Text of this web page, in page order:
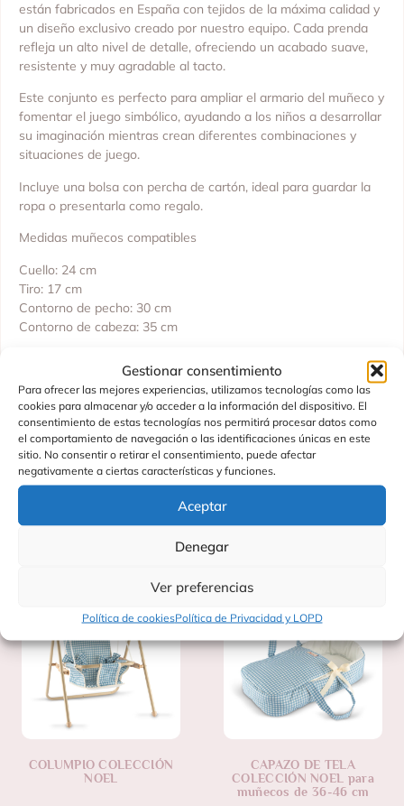
Gestionar consentimiento
Para ofrecer las mejores experiencias, utilizamos tecnologías como las
cookies para almacenar y/o acceder a la información del dispositivo. El
consentimiento de estas tecnologías nos permitirá procesar datos como
el comportamiento de navegación o las identificaciones únicas en este
sitio. No consentir o retirar el consentimiento, puede afectar
negativamente a ciertas características y funciones.
Aceptar
Denegar
Ver preferencias
Política de cookiesPolítica de Privacidad y LOPD
están fabricados en España con tejidos de la máxima calidad y
un diseño exclusivo creado por nuestro equipo. Cada prenda
refleja un alto nivel de detalle, ofreciendo un acabado suave,
resistente y muy agradable al tacto.
Este conjunto es perfecto para ampliar el armario del muñeco y
fomentar el juego simbólico, ayudando a los niños a desarrollar
su imaginación mientras crean diferentes combinaciones y
situaciones de juego.
Incluye una bolsa con percha de cartón, ideal para guardar la
ropa o presentarla como regalo.
Medidas muñecos compatibles
Cuello: 24 cm
Tiro: 17 cm
Contorno de pecho: 30 cm
Contorno de cabeza: 35 cm
Tamaño compatible: Muñecos de 43 cm
Edad recomendada: +36 meses
Fabricado por: ASIVIL S.L.
Fabricado en: España
Productos Relacionados
COLUMPIO COLECCIÓN
NOEL
CAPAZO DE TELA
COLECCIÓN NOEL para
muñecos de 36-46 cm